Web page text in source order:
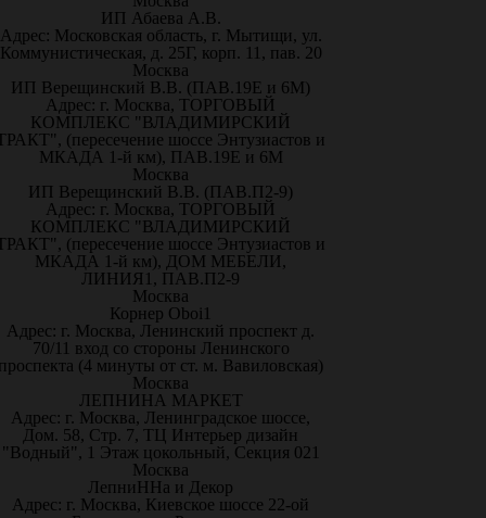
ИП Абаева А.В.
Адрес: Московская область, г. Мытищи, ул.
Коммунистическая, д. 25Г, корп. 11, пав. 20
Москва
ИП Верещинский В.В. (ПАВ.19Е и 6М)
Адрес: г. Москва, ТОРГОВЫЙ
КОМПЛЕКС "ВЛАДИМИРСКИЙ
(пересечение шоссе Энтузиастов и
МКАДА 1-й км), ПАВ.19Е и 6М
Москва
ИП Верещинский В.В. (ПАВ.П2-9)
Адрес: г. Москва, ТОРГОВЫЙ
КОМПЛЕКС "ВЛАДИМИРСКИЙ
(пересечение шоссе Энтузиастов и
МКАДА 1-й км), ДОМ МЕБЕЛИ,
ЛИНИЯ1, ПАВ.П2-9
Москва
Корнер Oboi1
Адрес: г. Москва, Ленинский проспект д.
70/11 вход со стороны Ленинского
(4 минуты от ст. м. Вавиловская)
Москва
ЛЕПНИНА МАРКЕТ
Адрес: г. Москва, Ленинградское шоссе,
Дом. 58, Стр. 7, ТЦ Интерьер дизайн
"Водный", 1 Этаж цокольный, Секция 021
Москва
ЛепниННа и Декор
Адрес: г. Москва, Киевское шоссе 22-ой